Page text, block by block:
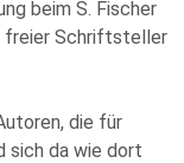
beim S. Fischer
freier Schriftsteller
die für
sich da wie dort